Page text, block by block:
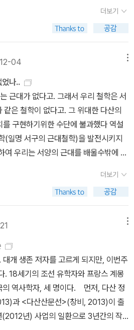
정합성에 기초한 체계성을 지향하지 않
하여 그의 주요 저술을 읽어 보면 그의
밀한 독법, 인용, 주석의 다소 지루한 과
생산한 텍스트들의 역사적 맥락, 그들
무의식과 나누는 매우 성실하면서도
하여 수행된다. 구체적인 예로서, 역
해 본 결과, 소쉬르, 레비스트로스, 루
차례의 인용문들이 제시되고 있다. 특
에서 분명히 밝히고 있는 것처럼, 그는
주에서 일탈하여, 기존의 학문적 분류
면 나란히 놓일 수 없는 이질적 분야의
들 것이다. 이 같은 전혀 다른 전통의
스트 구성 방식보다 더 중요한 사실은,
, 상이한 철학들의 틈을 파고 들어가 그
는 독특한 텍스트의 상감 방식을 채택하
어떤 학자는 ‘간텍스트적 폴리로그’(p
르기도 한다. 이를테면, 서양 사상사
나 성립될 수 없는 상이한 전통들에 귀
병치를 통하여 자신의 텍스트 속으로 흡
도록 만드는 기묘한 장면을 연출하는 서
맡았던 셈이다. 이 같은 데리다 담론의
)- 《악스트 Axt 》(2020.11.12, no.03
려고 했더니 더 싸게 중고 도서가 똭~
베가북스)- 서로 사랑하겠다는데
E.M. 포스터 『모리스』랑 비교해 보
오래된 우표, 사라진 나라들』(2019, 흐
부분적인 연결들』(2019, 오월의봄) • 마
』(2020, 와이즈베리) - 나만의 '올해의
신간이 나와서 서둘러 구매. 기대만큼 좋
? 아니오. 능력주의 사고방식 아래 성
의 자본주의와 현대 사회의 부작용을 심
을 호응하며 읽었던 분이라면 흥미롭게
어 시원시원하게 읽힙니다. 이 세상을
은 분들에게 연말 유익한 독서가 되리라
책 진입에 흥미를 더합니다^^ ​'이제 더
하기가 불가능하기 때문에, 능력주의
고 분석한다. 이 책의 상당부분은 능력
게 하는 범법적 방해사례(특히 대학 입
감을 높여준다.그러나 정작 샌델이 심
분은 ‘실천적 문제’보다는 ‘심리적 측
해지면서 능력과 도덕 판단력의 연결
점에 주목한다. 그의 분석에 따르면 능
상의 틀에서 깨어날 때 드러난다. 그때
어낸 진부한, 너무나도 진부한 동일성
것이 들뢰즈의 생각이다. _ 박영욱, <
계에서>, p49 들뢰즈가 칸트
상상력은 인식 활동에 종속될 경우에는
뿐이다. 하지만 상상력이 개념으로부
인식 활동이나 개념과는 전혀 다른 새
념으로부터 새로운 개념이 나올 수는
해서는 기존의 개념이 파괴되어야 한
로움을 가져다줄 수 있는 것은 개념이
밑바닥에 있는 도식이다. _ 박영욱, <
의미의 경계에서>, p43 들뢰즈는 베르
이 단일한 것이 아니라 무수히 많은 이
다. 그렇지만, 개념은 이러한 물의 다양
현하지 못하는 한계가 나타나게 된다는
되는 물질문명이 이러한 한계를 극복하
다. 한 걸음 나아가 들뢰즈는 세상에 모든
악한다. 들뢰즈는 '기계론적 mecaniqu
인 것을 구분한다. 기계론적인 것이
도 없이 형성된 체계라면, 기계적인 것
난다. 들뢰즈에게 기계적이라는 표현은
지만 이 책은 '낮'이 아니라 '낫 놓고 기역
대한 이야기였다. 이 작품의 문제 의
만 내게는 '낫 놓고 기역자도 모른다'에
로밖에 이해할 수 없는 처지에 대한, 그
대한, 글자를 의미로부터 끝없이 분리
독에 대한 이야기. 마치 낫을 낮으로 읽
수복의 주인은 자신의 노비인 수복의
다는 뜻으로 한번, 명이 짧다는 뜻으로
두 개로 갈라 놓는다. 이건 데리다가 조
할 때 ‘he war’가 지닌 의미론적 풍요
르게 만들었다. 'war'는 영어에서는 전
존재했다는 의미로 데리다는 의미의 복
작품에서 ‘수복’이라는 '말'은 그저 노
목숨이 길다는 뜻으로 만든다. 수복이
의 차이를 소거시키는데, 음성중심주의
의 견해, 요컨대 파롤은 발화주체의
르는 그것을 바로 찢어서 이중화한다
든 기호는 원리적으로 항상 동시에 복
복수의 독해레벨에 속한다. 실제로도 수
있다. 주인이 원한다면 목숨을 짧게도,
상태에 있다. 그런 점에서 주인은 수복
더보기
04
나..
근대가 없다고. 그래서 우리 철학은 서
은 철학이 없다고. 그 위대한 다산의
구현하기위한 수단에 불과했다 역설
(일명 서구의 근대철학)을 발전시키지
여 우리는 서양의 근대를 배울수밖에 없
많이 듣던 소리다. 일제가 우리에게 식
마르고 닳도록 말해왔던 거와 대동소
에서 근대는 없었다고 단언할 수 있
목소리로 그렇게 잘라 말했다. 그렇기
다고. (독일이나 프랑스 영미 등 서구로
받고 돌아온 학자들이 이 교수와 비슷
제에 의해 단절된 우리의 자생적 근대
나는 그렇게 생각한다. 조선 후기 이앙법
된 자본은 근대자본주의의 맹아였다.
리는 주체적으로 서양의 기독교를 받아
서 유일하게 우리나라만 선교사에 의해
더보기
개 생존 저자를 고르게 되지만, 이번주
. 18세기의 조선 유학자와 프랑스 계몽
의 역사학자, 세 명이다. 먼저, 다산 정
과 <다산산문선>(창비, 2013)이 출
년) 사업의 일환으로 3년간의 작